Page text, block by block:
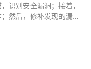
识别安全漏洞；接着，
然后，修补发现的漏